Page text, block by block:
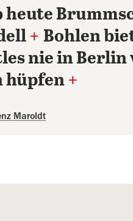
heute
+ Bohlen
nie in Berlin
hüpfen +
Maroldt